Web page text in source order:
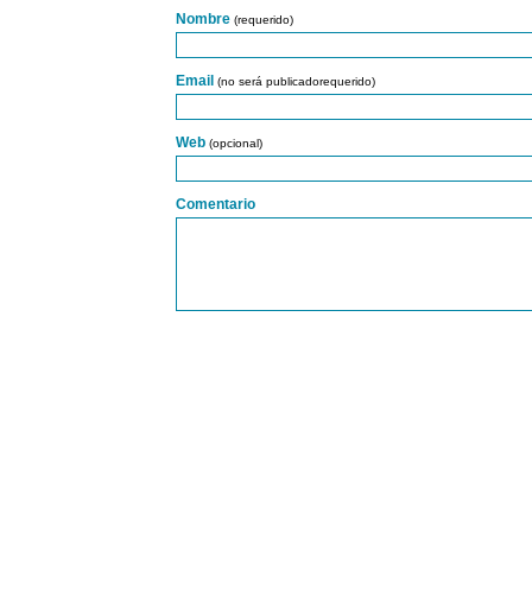
Nombre (requerido)
Email (no será publicadorequerido)
Web (opcional)
Comentario